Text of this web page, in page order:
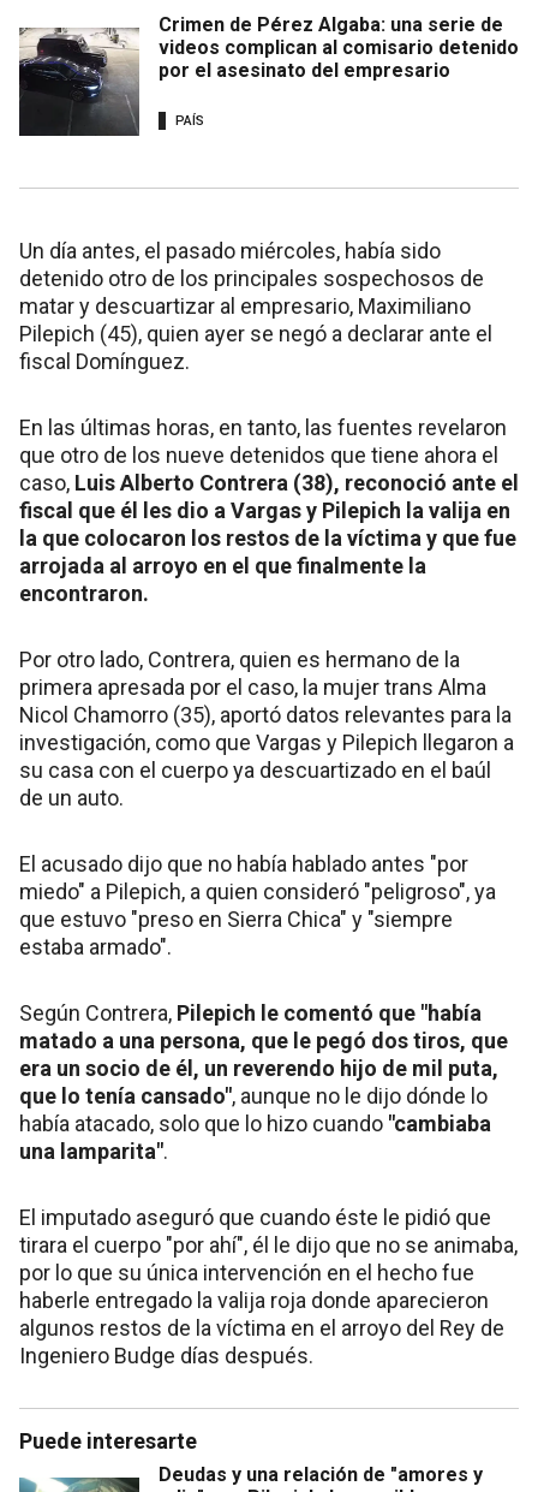
Crimen de Pérez Algaba: una serie de
videos complican al comisario detenido
por el asesinato del empresario
PAÍS
Un día antes, el pasado miércoles, había sido
detenido otro de los principales sospechosos de
matar y descuartizar al empresario, Maximiliano
Pilepich (45), quien ayer se negó a declarar ante el
fiscal Domínguez.
En las últimas horas, en tanto, las fuentes revelaron
que otro de los nueve detenidos que tiene ahora el
caso, Luis Alberto Contrera (38), reconoció ante el
fiscal que él les dio a Vargas y Pilepich la valija en
la que colocaron los restos de la víctima y que fue
arrojada al arroyo en el que finalmente la
encontraron.
Por otro lado, Contrera, quien es hermano de la
primera apresada por el caso, la mujer trans Alma
Nicol Chamorro (35), aportó datos relevantes para la
investigación, como que Vargas y Pilepich llegaron a
su casa con el cuerpo ya descuartizado en el baúl
de un auto.
El acusado dijo que no había hablado antes "por
miedo" a Pilepich, a quien consideró "peligroso", ya
que estuvo "preso en Sierra Chica" y "siempre
estaba armado".
Según Contrera, Pilepich le comentó que "había
matado a una persona, que le pegó dos tiros, que
era un socio de él, un reverendo hijo de mil puta,
que lo tenía cansado", aunque no le dijo dónde lo
había atacado, solo que lo hizo cuando "cambiaba
una lamparita".
El imputado aseguró que cuando éste le pidió que
tirara el cuerpo "por ahí", él le dijo que no se animaba,
por lo que su única intervención en el hecho fue
haberle entregado la valija roja donde aparecieron
algunos restos de la víctima en el arroyo del Rey de
Ingeniero Budge días después.
Puede interesarte
Deudas y una relación de "amores y